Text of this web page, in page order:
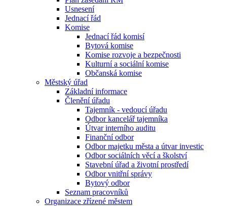
Usnesení
Jednací řád
Komise
Jednací řád komisí
Bytová komise
Komise rozvoje a bezpečnosti
Kulturní a sociální komise
Občanská komise
Městský úřad
Základní informace
Členění úřadu
Tajemník - vedoucí úřadu
Odbor kancelář tajemníka
Útvar interního auditu
Finanční odbor
Odbor majetku města a útvar investic
Odbor sociálních věcí a školství
Stavební úřad a životní prostředí
Odbor vnitřní správy
Bytový odbor
Seznam pracovníků
Organizace zřízené městem